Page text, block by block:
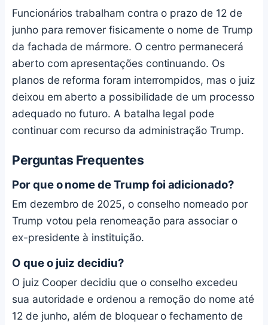
Funcionários trabalham contra o prazo de 12 de
junho para remover fisicamente o nome de Trump
da fachada de mármore. O centro permanecerá
aberto com apresentações continuando. Os
planos de reforma foram interrompidos, mas o juiz
deixou em aberto a possibilidade de um processo
adequado no futuro. A batalha legal pode
continuar com recurso da administração Trump.
Perguntas Frequentes
Por que o nome de Trump foi adicionado?
Em dezembro de 2025, o conselho nomeado por
Trump votou pela renomeação para associar o
ex-presidente à instituição.
O que o juiz decidiu?
O juiz Cooper decidiu que o conselho excedeu
sua autoridade e ordenou a remoção do nome até
12 de junho, além de bloquear o fechamento de